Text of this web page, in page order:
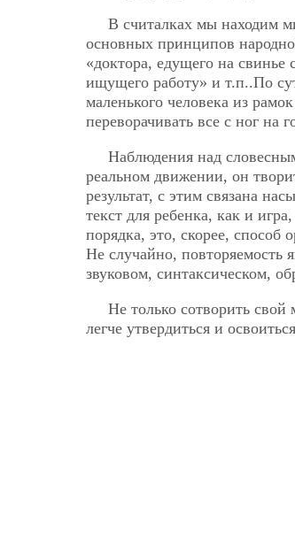
В считалках мы находим
основных принципов
«доктора, едущего на
ищущего работу» и т.п..По
маленького человека из
переворачивать все с ног на
Наблюдения над
реальном движении, он
результат, с этим связана
текст для ребенка, как и
порядка, это, скорее, способ
Не случайно, повторяемость
звуковом, синтаксическом,
Не только сотворить
легче утвердиться и